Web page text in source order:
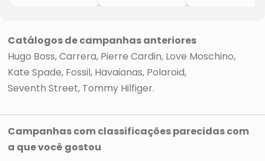
Dourada
- Pierre Cardin
Catálogos de campanhas anteriores
Hugo Boss Carrera Pierre Cardin Love Moschino
Kate Spade Fossil Havaianas Polaroid
Seventh Street Tommy Hilfiger
Campanhas com classificações parecidas com
a que você gostou